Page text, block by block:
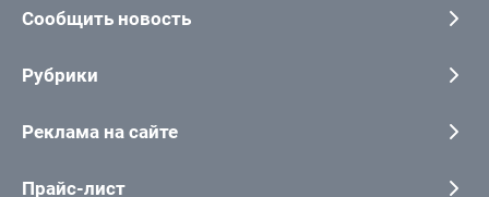
Сообщить новость
Рубрики
Реклама на сайте
Прайс-лист